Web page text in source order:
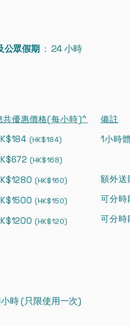
眾假期: 24 小時
共優惠價格(每小時)^
(HK$184)
(HK$168)
(HK$160)
(HK$150)
(HK$120)
備註
​1小時
額外送
可分時
可分時
時 (只限使用一次)